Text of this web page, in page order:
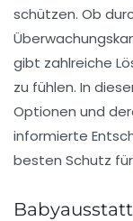
schützen. Ob
gibt zahlreiche
zu fühlen. In
Optionen und
informierte
besten Schutz